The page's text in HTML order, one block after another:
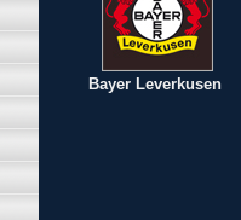
Bayer Leverkusen